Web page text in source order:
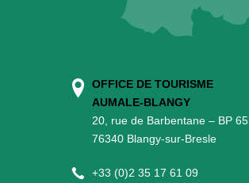
OFFICE DE TOURISME
AUMALE-BLANGY
20, rue de Barbentane – BP 65
76340 Blangy-sur-Bresle
+33 (0)2 35 17 61 09